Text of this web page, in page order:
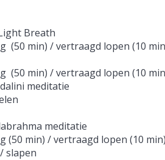
Breath
(50 min) / vertraagd lopen (10
(50 min) / vertraagd lopen (10
meditatie
meditatie
(50 min) / vertraagd lopen (10 min)
slapen